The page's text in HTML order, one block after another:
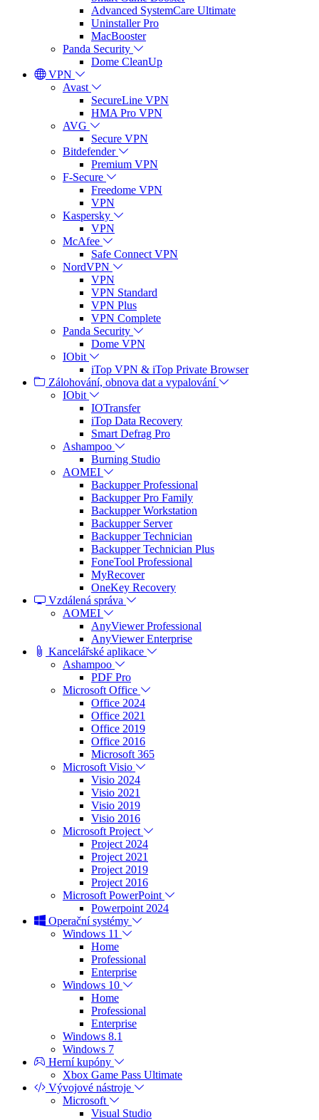
Advanced SystemCare Ultimate
Uninstaller Pro
MacBooster
Panda Security
Dome CleanUp
VPN
Avast
SecureLine VPN
HMA Pro VPN
AVG
Secure VPN
Bitdefender
Premium VPN
F-Secure
Freedome VPN
VPN
Kaspersky
VPN
McAfee
Safe Connect VPN
NordVPN
VPN
VPN Standard
VPN Plus
VPN Complete
Panda Security
Dome VPN
IObit
iTop VPN & iTop Private Browser
Zálohování, obnova dat a vypalování
IObit
IOTransfer
iTop Data Recovery
Smart Defrag Pro
Ashampoo
Burning Studio
AOMEI
Backupper Professional
Backupper Pro Family
Backupper Workstation
Backupper Server
Backupper Technician
Backupper Technician Plus
FoneTool Professional
MyRecover
OneKey Recovery
Vzdálená správa
AOMEI
AnyViewer Professional
AnyViewer Enterprise
Kancelářské aplikace
Ashampoo
PDF Pro
Microsoft Office
Office 2024
Office 2021
Office 2019
Office 2016
Microsoft 365
Microsoft Visio
Visio 2024
Visio 2021
Visio 2019
Visio 2016
Microsoft Project
Project 2024
Project 2021
Project 2019
Project 2016
Microsoft PowerPoint
Powerpoint 2024
Operační systémy
Windows 11
Home
Professional
Enterprise
Windows 10
Home
Professional
Enterprise
Windows 8.1
Windows 7
Herní kupóny
Xbox Game Pass Ultimate
Vývojové nástroje
Microsoft
Visual Studio